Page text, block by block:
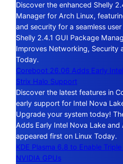
Discover the enhanced Shelly
Manager for Arch Linux,
and security for a seamless
Shelly 2.4.1 GUI Package
Improves Networking, Security
Today.
Coreboot 26.06 Adds Early
Strix Halo Support
Discover the latest features in
early support for Intel Nova
Upgrade your system today!
Adds Early Intel Nova Lake
appeared first on Linux Today.
KDE Plasma 6.8 to Enable
NVIDIA GPUs